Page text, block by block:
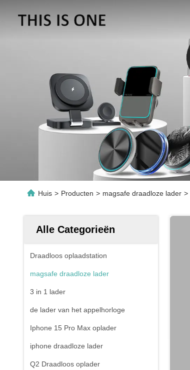
Huis > Producten > magsafe draadloze lader >
Alle Categorieën
Draadloos oplaadstation
magsafe draadloze lader
3 in 1 lader
de lader van het appelhorloge
Iphone 15 Pro Max oplader
iphone draadloze lader
Q2 Draadloos oplader